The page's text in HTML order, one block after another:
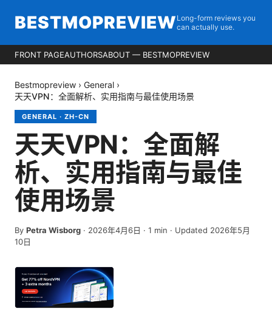
BESTMOPREVIEW Long-form reviews you
can actually use.
FRONT PAGEAUTHORSABOUT — BESTMOPREVIEW
Bestmopreview › General ›
天天VPN：全面解析、实用指南与最佳使用场景
GENERAL · ZH-CN
天天VPN：全面解
析、实用指南与最佳
使用场景
By Petra Wisborg · 2026年4月6日 · 1 min · Updated 2026年5月
10日